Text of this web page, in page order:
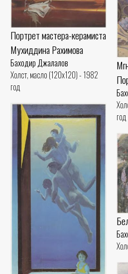
Портрет мастера-керамиста
Мухиддина Рахимова
Баходир Джалалов
Холст, масло (120x120) - 1982
год
год